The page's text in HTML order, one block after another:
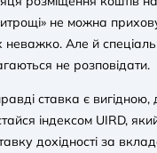
не можна
неважко. Але й
не розповідати.
ставка є вигідною,
індексом UIRD,
дохідності за